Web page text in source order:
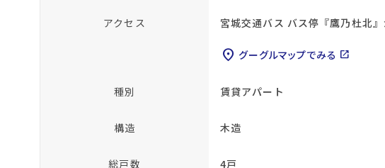
アクセス 宮城交通バス バス停『鷹乃杜北
location_on グーグルマップでみる open_in_new
種別 賃貸アパート
構造 木造
総戸数 4戸